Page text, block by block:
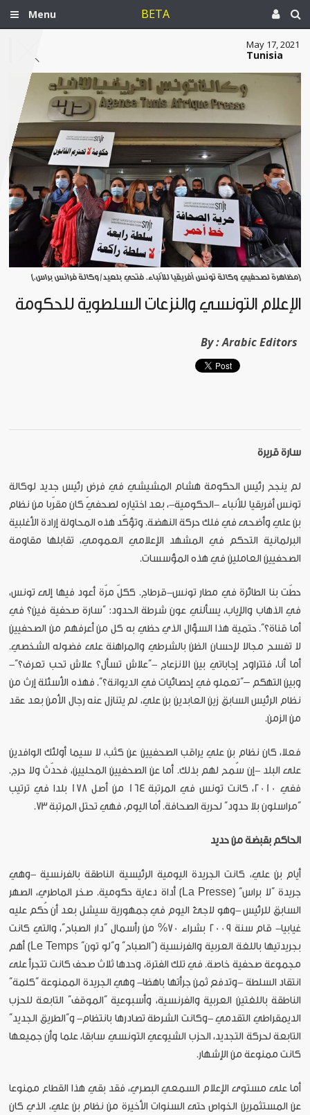
Menu BETA
May 17, 2021
Tunisia
[مظاهرة لصحفيي وكالة تونس أفريقيا للأنباء. فتحي بلعيد/وكالة فرانس براس.]
الإعلام التونسي والنزعات السلطوية للحكومة
By :Arabic Editors
سارة قريرة
لم ينجح رئيس الحكومة هشام المشيشي في فرض رئيس جديد لوكالة
تونس أفريقيا للأنباء -الحكومية-، بعد اختياره لصحفيّ كان مقرّبا من نظام
بن علي وأضحى في فلك حركة النهضة. وتؤكّد هذه المحاولة إرادة الأغلبية
البرلمانية التحكم في المشهد الإعلامي العمومي، تقابلها مقاومة
الصحفيين العاملين في هذه المؤسسات.
حطّت بنا الطائرة في مطار تونس-قرطاج. ككلّ مرّة أعود فيها إلى تونس،
في الذهاب والإياب، يسألني عون شرطة الحدود: “سارة صحفية فين؟ في
أما قناة؟”. حتمية هذا السؤال الذي حظي به كل من أعرفهم من الصحفيين
لا تفسح مجالا لإحسان الظن بالشرطي والمراهنة على فضوله الشخصي.
أما أنا، فتتراوح إجاباتي بين الانزعاج -“علاش تسأل؟ علاش تحب تعرف؟”-
وبين التهكم –“تعملو في إحصائيات في الديوانة؟”. فهذه الأسئلة إرث من
نظام الرئيس السابق زين العابدين بن علي، لم يتنازل عنه رجال الأمن بعد عقد
من الزمن.
فعلا، كان نظام بن علي يراقب الصحفيين عن كثب، لا سيما أولئك الوافدين
على البلد -إن سُمح لهم بذلك. أما عن الصحفيين المحليين، فحدّث ولا حرج.
ففي 2010، كانت تونس في المرتبة 164 من أصل 178 بلدا في ترتيب
“مراسلون بلا حدود” لحرية الصحافة. أما اليوم، فهي تحتل المرتبة 73.
الحاكم بقبضة من حديد
أيام بن علي، كانت الجريدة اليومية الرئيسية الناطقة بالفرنسية -وهي
جريدة “لا براس” (La Presse) أداة دعاية حكومية. صخر الماطري، الصهر
السابق للرئيس -وهو لاجئ اليوم في جمهورية سيشل بعد أن حُكم عليه
غيابيا- قام سنة 2009 بشراء 70% من رأسمال “دار الصباح”، والتي كانت
بجريدتيها باللغة العربية والفرنسية (“الصباح” و“لو تون” Le Temps) أهم
مجموعة صحفية خاصة. في تلك الفترة، وحدها ثلاث صحف كانت تتجرأ على
انتقاد السلطة -وتدفع ثمن جرأتها باهظا- وهي الجريدة الممنوعة “كلمة”
الناطقة باللغتين العربية والفرنسية، وأسبوعية “الموقف” التابعة للحزب
الديمقراطي التقدمي -وكانت الشرطة تصادرها بانتظام- و“الطريق الجديد”
التابعة لحركة التجديد، الحزب الشيوعي التونسي سابقا، علما وأن جميعها
كانت ممنوعة من الإشهار.
أما على مستوى الإعلام السمعي البصري، فقد بقي هذا القطاع ممنوعا
عن المستثمرين الخواص حتى السنوات الأخيرة من نظام بن علي، الذي كان